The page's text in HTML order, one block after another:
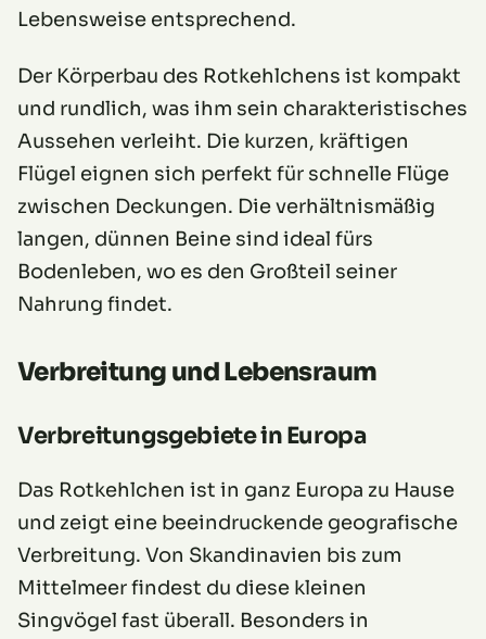
Lebensweise entsprechend.
Der Körperbau des Rotkehlchens ist kompakt
und rundlich, was ihm sein charakteristisches
Aussehen verleiht. Die kurzen, kräftigen
Flügel eignen sich perfekt für schnelle Flüge
zwischen Deckungen. Die verhältnismäßig
langen, dünnen Beine sind ideal fürs
Bodenleben, wo es den Großteil seiner
Nahrung findet.
Verbreitung und Lebensraum
Verbreitungsgebiete in Europa
Das Rotkehlchen ist in ganz Europa zu Hause
und zeigt eine beeindruckende geografische
Verbreitung. Von Skandinavien bis zum
Mittelmeer findest du diese kleinen
Singvögel fast überall. Besonders in